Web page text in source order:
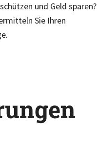
und Geld sparen?
Sie Ihren